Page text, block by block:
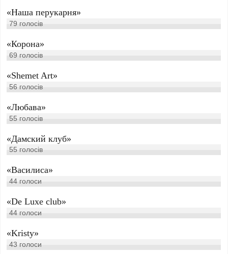
«Наша перукарня»
79 голосів
«Корона»
69 голосів
«Shemet Art»
56 голосів
«Любава»
55 голосів
«Дамский клуб»
55 голосів
«Василиса»
44 голоси
«De Luxe club»
44 голоси
«Kristy»
43 голоси